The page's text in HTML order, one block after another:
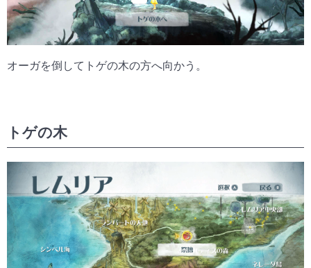
オーガを倒してトゲの木の方へ向かう。
トゲの木